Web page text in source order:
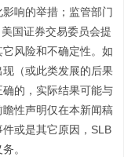
响的举措；监管部门
国证券交易委员会提
风险和不确定性。如
（或此类发展的后果
的，实际结果可能与
性声明仅在本新闻稿
或是其它原因，SLB
。